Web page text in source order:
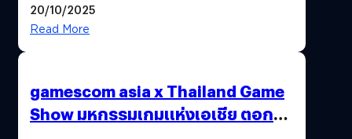
20/10/2025
Read More
gamescom asia x Thailand Game
Show มหกรรมเกมแห่งเอเชีย ตอกย้ำ